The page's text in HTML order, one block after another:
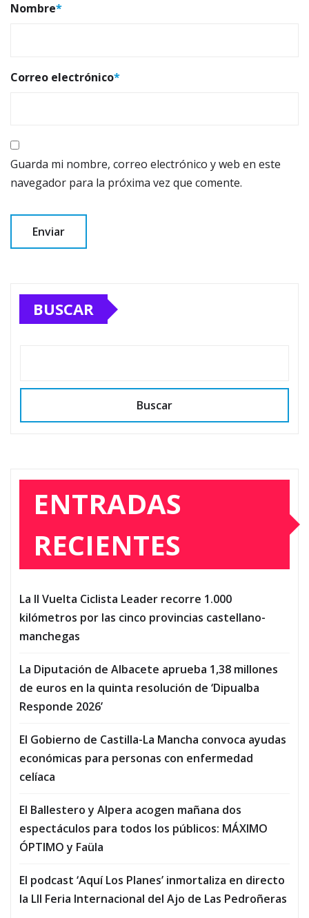
Nombre*
Correo electrónico*
Guarda mi nombre, correo electrónico y web en este
navegador para la próxima vez que comente.
BUSCAR
Buscar
ENTRADAS
RECIENTES
La II Vuelta Ciclista Leader recorre 1.000
kilómetros por las cinco provincias castellano-
manchegas
La Diputación de Albacete aprueba 1,38 millones
de euros en la quinta resolución de ‘Dipualba
Responde 2026’
El Gobierno de Castilla-La Mancha convoca ayudas
económicas para personas con enfermedad
celíaca
El Ballestero y Alpera acogen mañana dos
espectáculos para todos los públicos: MÁXIMO
ÓPTIMO y Faüla
El podcast ‘Aquí Los Planes’ inmortaliza en directo
la LII Feria Internacional del Ajo de Las Pedroñeras